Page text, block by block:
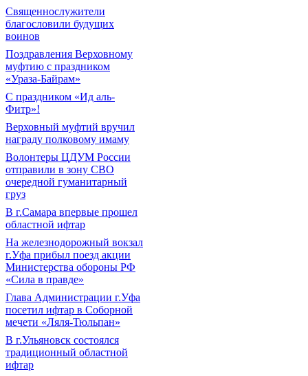
Священнослужители
благословили будущих
воинов
Поздравления Верховному
муфтию с праздником
«Ураза-Байрам»
С праздником «Ид аль-
Фитр»!
Верховный муфтий вручил
награду полковому имаму
Волонтеры ЦДУМ России
отправили в зону СВО
очередной гуманитарный
груз
В г.Самара впервые прошел
областной ифтар
На железнодорожный вокзал
г.Уфа прибыл поезд акции
Министерства обороны РФ
«Сила в правде»
Глава Администрации г.Уфа
посетил ифтар в Соборной
мечети «Ляля-Тюльпан»
В г.Ульяновск состоялся
традиционный областной
ифтар